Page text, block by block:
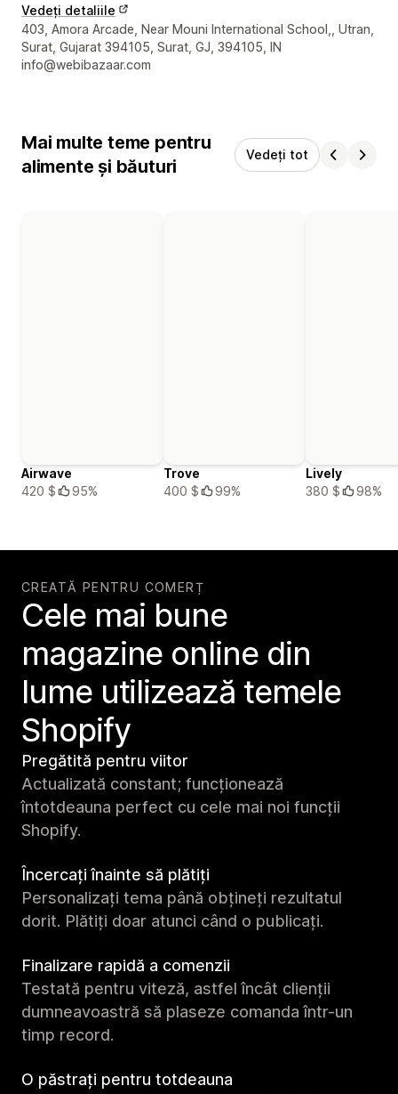
Vedeți detaliile
Detaliile de contact ale designerului
403, Amora Arcade, Near Mouni International School,, Utran,
Surat, Gujarat 394105, Surat, GJ, 394105, IN
info@webibazaar.com
Mai multe teme pentru
alimente și băuturi
Vedeți tot
Airwave
420 $
95%
Trove
400 $
99%
Lively
380 $
98%
CREATĂ PENTRU COMERȚ
Cele mai bune
magazine online din
lume utilizează temele
Shopify
Pregătită pentru viitor
Actualizată constant; funcționează
întotdeauna perfect cu cele mai noi funcții
Shopify.
Încercați înainte să plătiți
Personalizați tema până obțineți rezultatul
dorit. Plătiți doar atunci când o publicați.
Finalizare rapidă a comenzii
Testată pentru viteză, astfel încât clienții
dumneavoastră să plaseze comanda într-un
timp record.
O păstrați pentru totdeauna